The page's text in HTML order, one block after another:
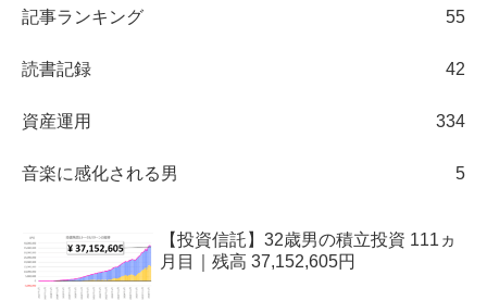
記事ランキング 55
読書記録 42
資産運用 334
音楽に感化される男 5
【投資信託】32歳男の積立投資 111ヵ
月目｜残高 37,152,605円